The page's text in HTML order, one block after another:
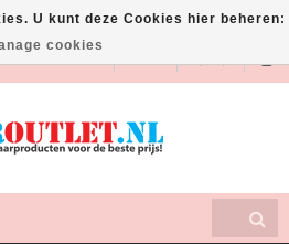
EUR
U kunt deze Cookies hier beheren:
cookies